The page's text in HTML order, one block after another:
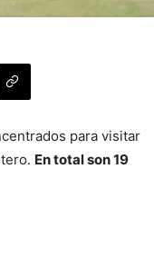
para visitar
En total son 19